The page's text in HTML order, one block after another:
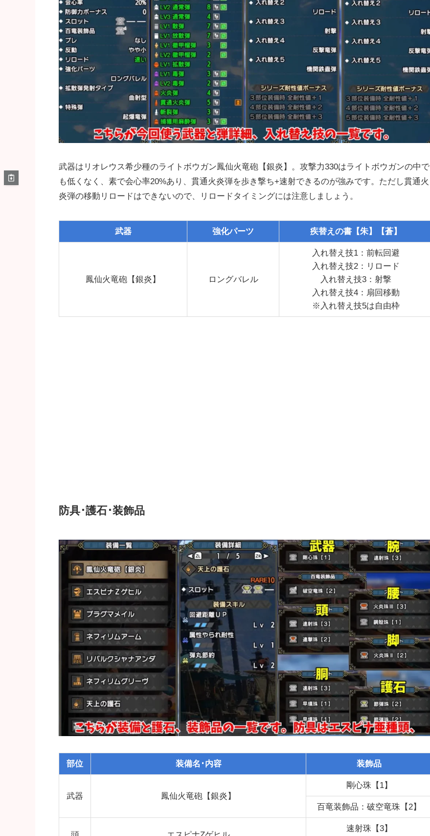
武器はリオレウス希少種のライトボウガン鳳仙火竜砲【銀炎】。攻撃力330はライトボウガンの中で
も低くなく、素で会心率20%あり、貫通火炎弾を歩き撃ち+速射できるのが強みです。ただし貫通火
炎弾の移動リロードはできないので、リロードタイミングには注意しましょう。
武器 強化パーツ 疾替えの書【朱】【蒼】
鳳仙火竜砲【銀炎】 ロングバレル
入れ替え技1：前転回避
入れ替え技2：リロード
入れ替え技3：射撃
入れ替え技4：扇回移動
※入れ替え技5は自由枠
防具･護石･装飾品
部位 装備名･内容 装飾品
武器 鳳仙火竜砲【銀炎】
剛心珠【1】
百竜装飾品：破空竜珠【2】
速射珠【3】